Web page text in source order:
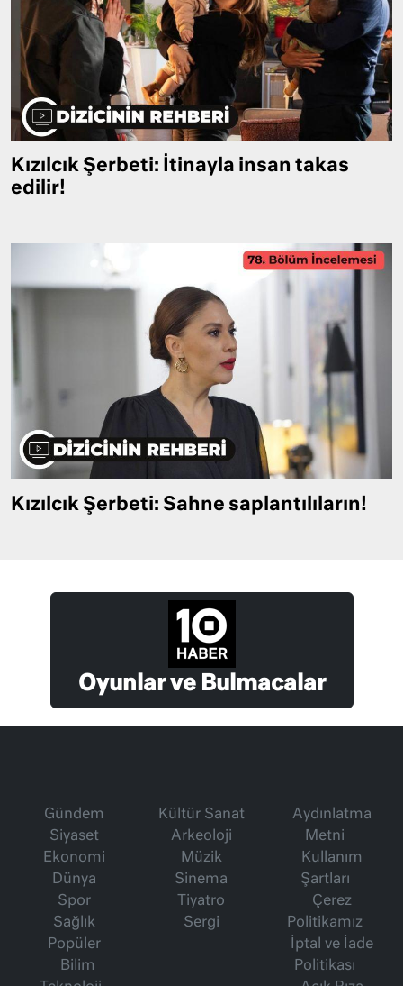
Kızılcık Şerbeti: İtinayla insan takas
edilir!
Kızılcık Şerbeti: Sahne saplantılıların!
Oyunlar ve Bulmacalar
Gündem
Siyaset
Ekonomi
Dünya
Spor
Sağlık
Popüler
Bilim
Kültür Sanat
Arkeoloji
Müzik
Sinema
Tiyatro
Sergi
Aydınlatma
Metni
Kullanım
Şartları
Çerez
Politikamız
İptal ve İade
Politikası